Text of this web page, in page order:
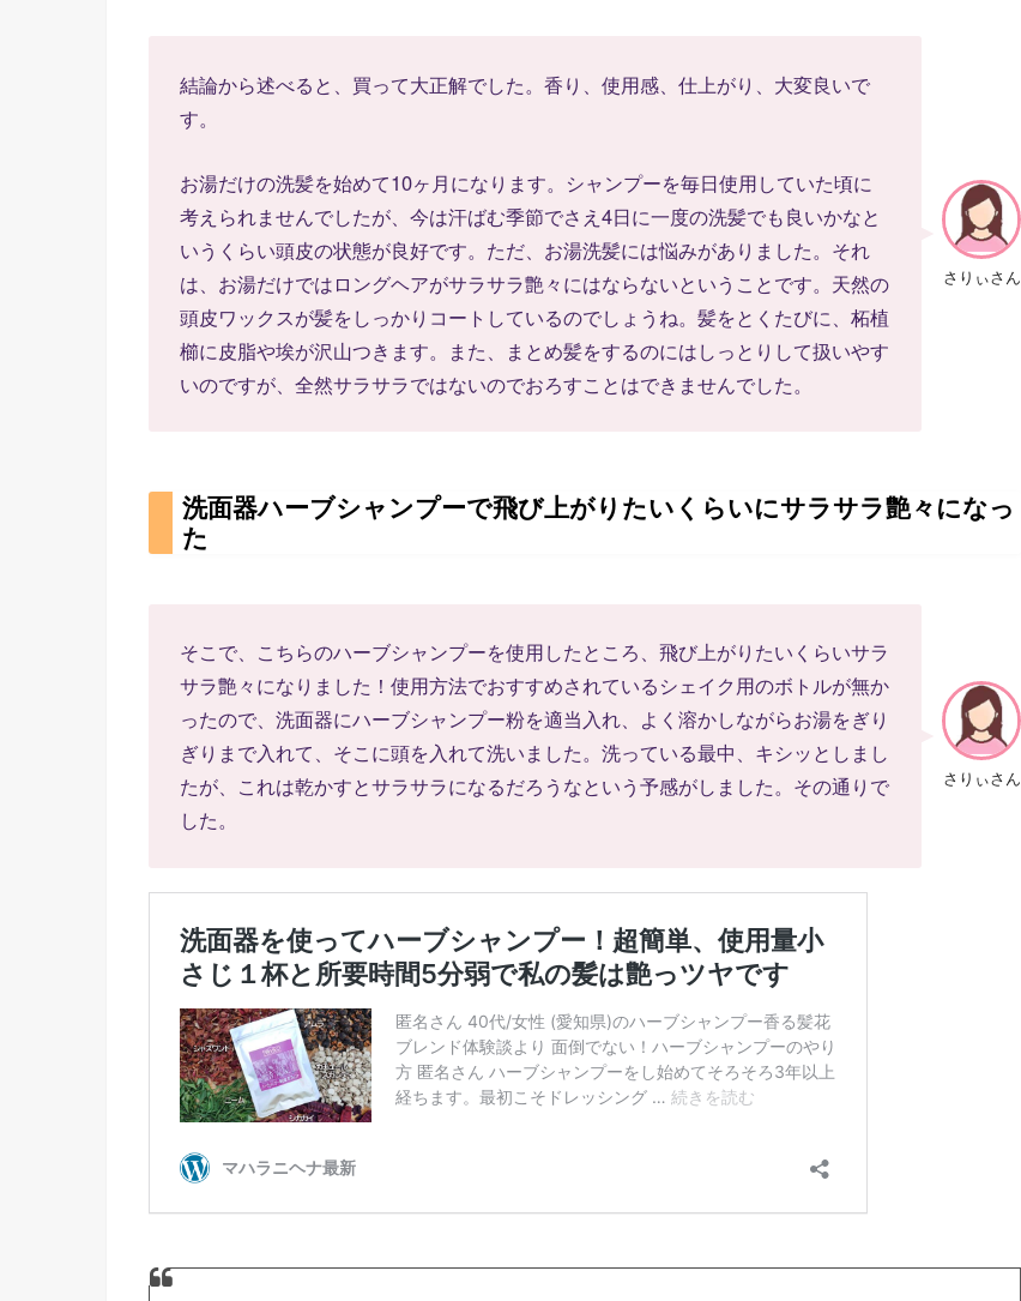
さりぃさん
結論から述べると、買って大正解でした。香り、使用感、仕上がり、大変良いで
す。
お湯だけの洗髪を始めて10ヶ月になります。シャンプーを毎日使用していた頃に
考えられませんでしたが、今は汗ばむ季節でさえ4日に一度の洗髪でも良いかなと
いうくらい頭皮の状態が良好です。ただ、お湯洗髪には悩みがありました。それ
は、お湯だけではロングヘアがサラサラ艶々にはならないということです。天然の
頭皮ワックスが髪をしっかりコートしているのでしょうね。髪をとくたびに、柘植
櫛に皮脂や埃が沢山つきます。また、まとめ髪をするのにはしっとりして扱いやす
いのですが、全然サラサラではないのでおろすことはできませんでした。
洗面器ハーブシャンプーで飛び上がりたいくらいにサラサラ艶々になっ
た
さりぃさん
そこで、こちらのハーブシャンプーを使用したところ、飛び上がりたいくらいサラ
サラ艶々になりました！使用方法でおすすめされているシェイク用のボトルが無か
ったので、洗面器にハーブシャンプー粉を適当入れ、よく溶かしながらお湯をぎり
ぎりまで入れて、そこに頭を入れて洗いました。洗っている最中、キシッとしまし
たが、これは乾かすとサラサラになるだろうなという予感がしました。その通りで
した。